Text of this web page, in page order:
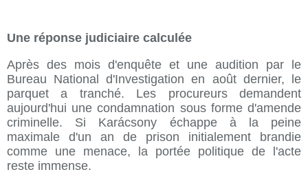
Une réponse judiciaire calculée
Après des mois d'enquête et une audition par le
Bureau National d'Investigation en août dernier, le
parquet a tranché. Les procureurs demandent
aujourd'hui une condamnation sous forme d'amende
criminelle. Si Karácsony échappe à la peine
maximale d'un an de prison initialement brandie
comme une menace, la portée politique de l'acte
reste immense.